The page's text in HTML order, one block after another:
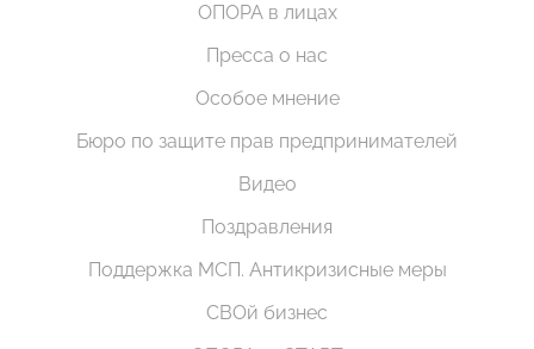
ОПОРА в лицах
Пресса о нас
Особое мнение
Бюро по защите прав предпринимателей
Видео
Поздравления
Поддержка МСП. Антикризисные меры
СВОй бизнес